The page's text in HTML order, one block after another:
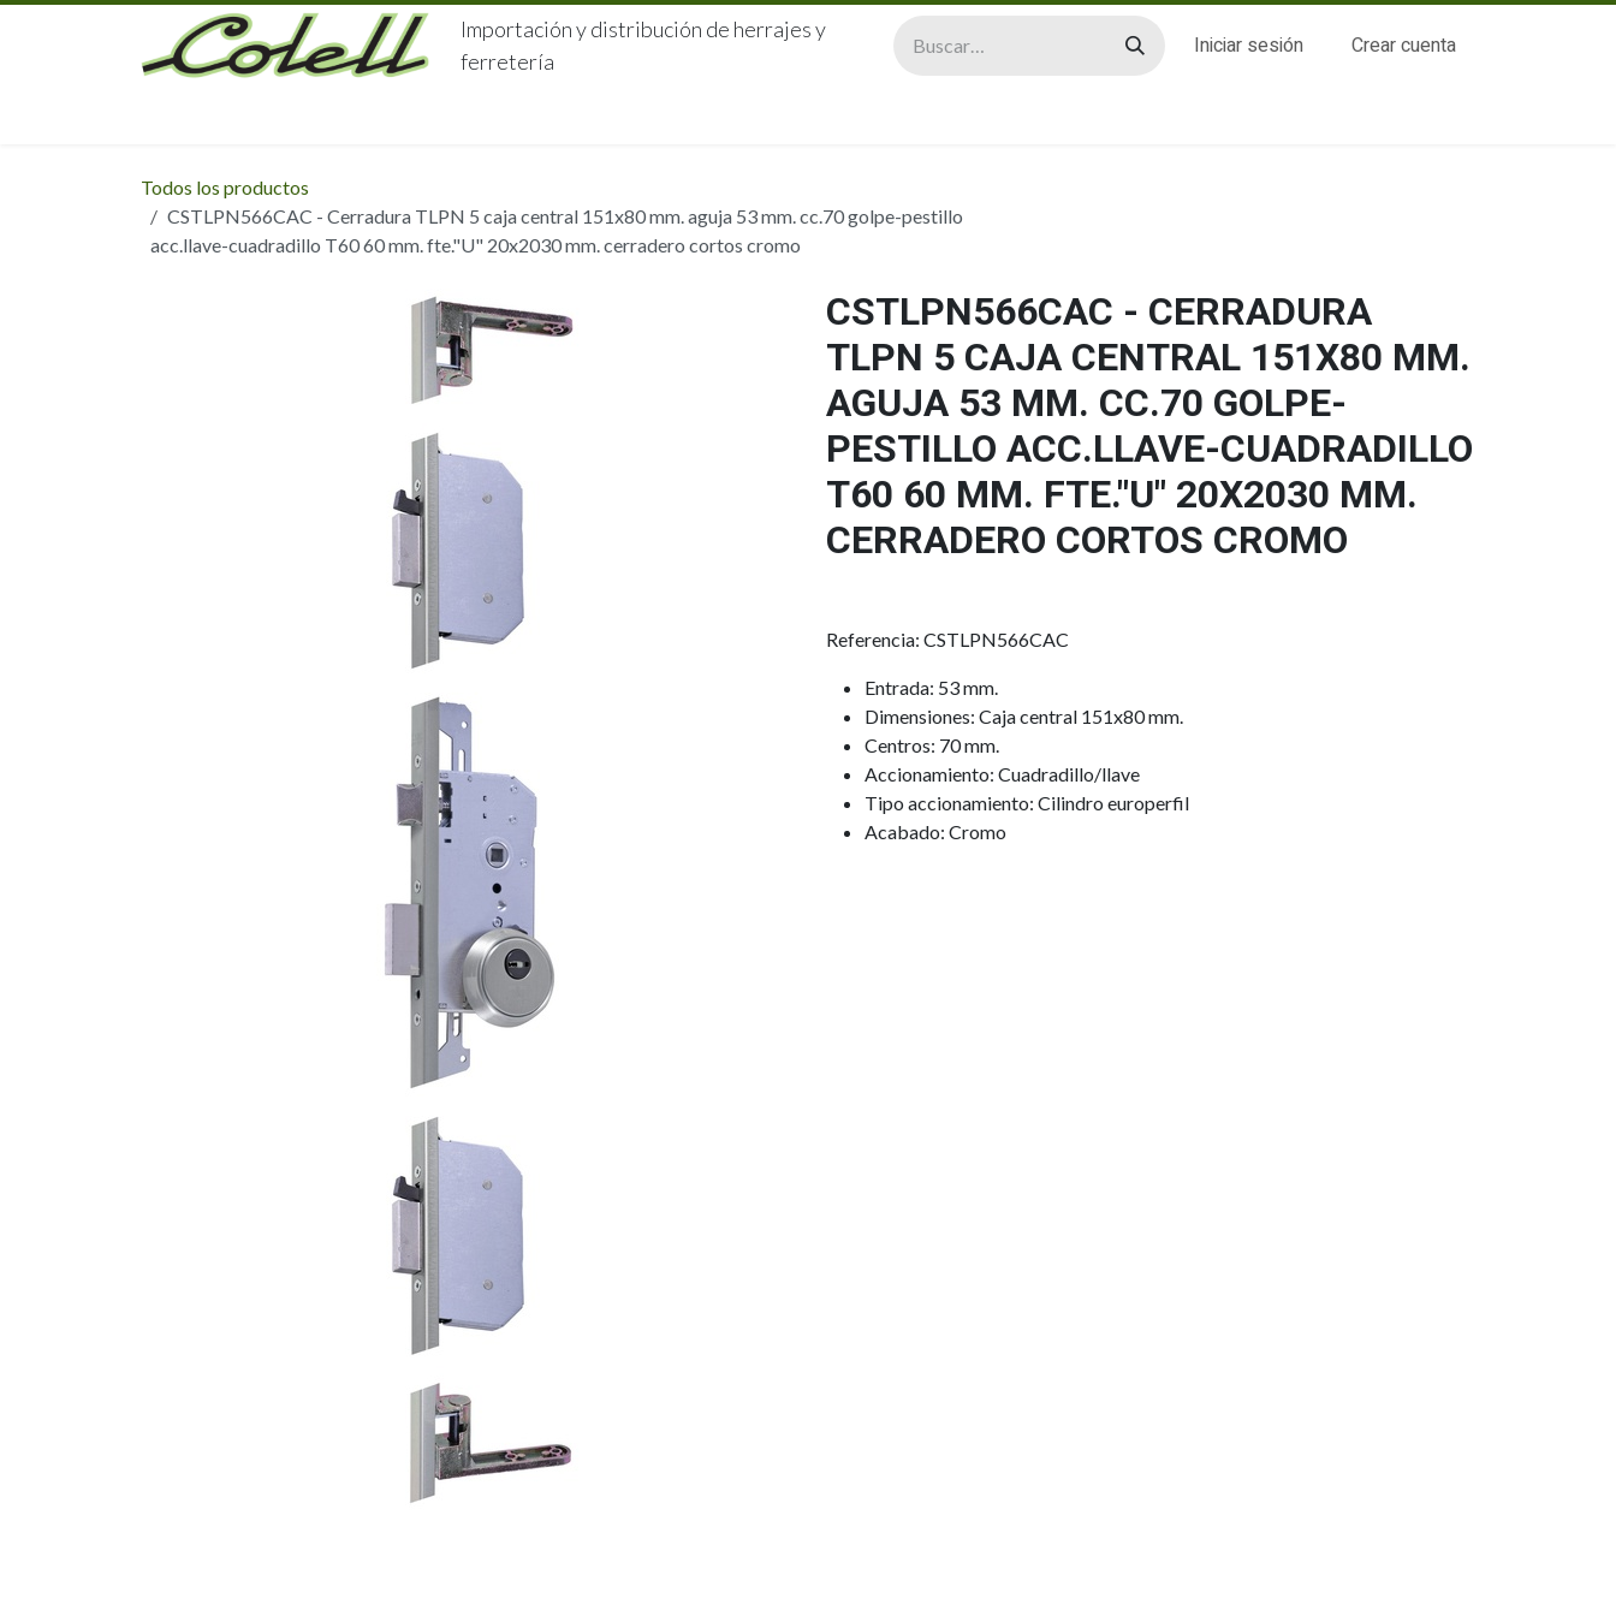
Ir al contenido
Importación y distribución de herrajes y
ferretería
Iniciar sesión Crear cuenta
Todos los productos
CSTLPN566CAC - Cerradura TLPN 5 caja central 151x80 mm. aguja 53 mm. cc.70 golpe-pestillo
acc.llave-cuadradillo T60 60 mm. fte."U" 20x2030 mm. cerradero cortos cromo
CSTLPN566CAC - CERRADURA
TLPN 5 CAJA CENTRAL 151X80 MM.
AGUJA 53 MM. CC.70 GOLPE-
PESTILLO ACC.LLAVE-CUADRADILLO
T60 60 MM. FTE."U" 20X2030 MM.
CERRADERO CORTOS CROMO
Referencia: CSTLPN566CAC
Entrada: 53 mm.
Dimensiones: Caja central 151x80 mm.
Centros: 70 mm.
Accionamiento: Cuadradillo/llave
Tipo accionamiento: Cilindro europerfil
Acabado: Cromo